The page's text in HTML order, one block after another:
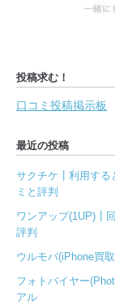
投稿求む！
口コミ投稿掲示板
最近の投稿
サクチケ┃利用する
ミと評判
ワンアップ(1UP)┃
評判
ウルモバ(iPhone買
フォトバイヤー
アル